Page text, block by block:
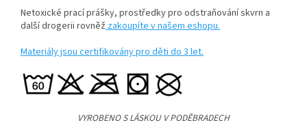
Netoxické prací prášky, prostředky pro odstraňování skvrn a
další drogerii rovněž zakoupíte v našem eshopu.
Materiály jsou certifikovány pro děti do 3 let.
VYROBENO S LÁSKOU V PODĚBRADECH